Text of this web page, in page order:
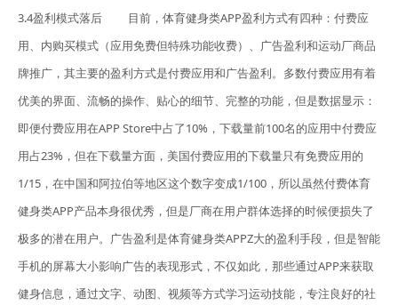
3.4盈利模式落后 目前，体育健身类APP盈利方式有四种：付费应
用、内购买模式（应用免费但特殊功能收费）、广告盈利和运动厂商品
牌推广，其主要的盈利方式是付费应用和广告盈利。多数付费应用有着
优美的界面、流畅的操作、贴心的细节、完整的功能，但是数据显示：
即便付费应用在APP Store中占了10%，下载量前100名的应用中付费应
用占23%，但在下载量方面，美国付费应用的下载量只有免费应用的
1/15，在中国和阿拉伯等地区这个数字变成1/100，所以虽然付费体育
健身类APP产品本身很优秀，但是厂商在用户群体选择的时候便损失了
极多的潜在用户。广告盈利是体育健身类APPZ大的盈利手段，但是智能
手机的屏幕大小影响广告的表现形式，不仅如此，那些通过APP来获取
健身信息，通过文字、动图、视频等方式学习运动技能，专注良好的社